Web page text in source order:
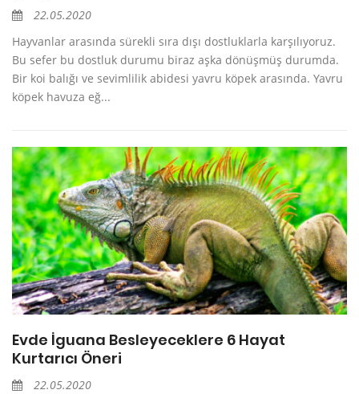
22.05.2020
Hayvanlar arasında sürekli sıra dışı dostluklarla karşılıyoruz.
Bu sefer bu dostluk durumu biraz aşka dönüşmüş durumda.
Bir koi balığı ve sevimlilik abidesi yavru köpek arasında. Yavru
köpek havuza eğ...
Evde İguana Besleyeceklere 6 Hayat
Kurtarıcı Öneri
22.05.2020